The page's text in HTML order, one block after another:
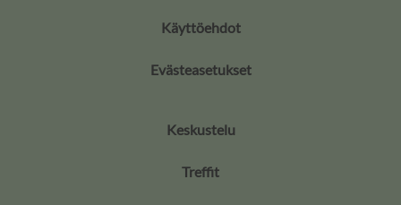
Käyttöehdot
Evästeasetukset
Keskustelu
Treffit